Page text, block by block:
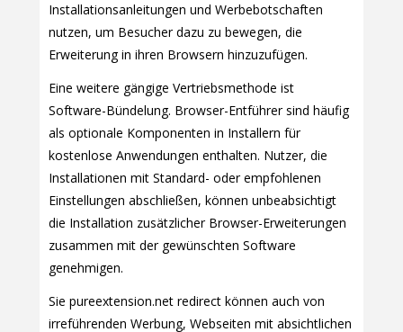
Installationsanleitungen und Werbebotschaften
nutzen, um Besucher dazu zu bewegen, die
Erweiterung in ihren Browsern hinzuzufügen.
Eine weitere gängige Vertriebsmethode ist
Software-Bündelung. Browser-Entführer sind häufig
als optionale Komponenten in Installern für
kostenlose Anwendungen enthalten. Nutzer, die
Installationen mit Standard- oder empfohlenen
Einstellungen abschließen, können unbeabsichtigt
die Installation zusätzlicher Browser-Erweiterungen
zusammen mit der gewünschten Software
genehmigen.
Sie pureextension.net redirect können auch von
irreführenden Werbung, Webseiten mit absichtlichen